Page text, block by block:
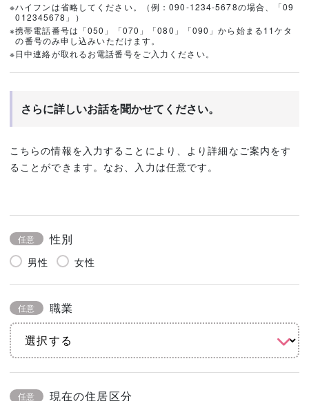
※ハイフンは省略してください。（例：090-1234-5678の場合、「09
012345678」）
※携帯電話番号は「050」「070」「080」「090」から始まる11ケタ
の番号のみ申し込みいただけます。
※日中連絡が取れるお電話番号をご入力ください。
さらに詳しいお話を聞かせてください。
こちらの情報を入力することにより、より詳細なご案内をす
ることができます。なお、入力は任意です。
任意 性別
男性 女性
任意 職業
任意 現在の住居区分